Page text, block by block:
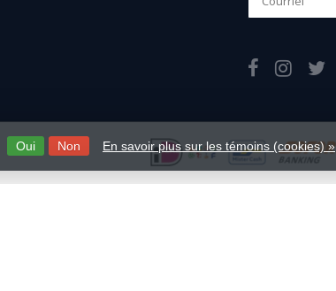
Oui Non En savoir plus sur les témoins (cookies) »